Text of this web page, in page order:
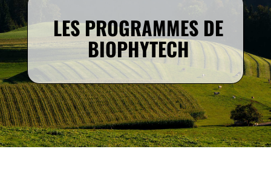
LES PROGRAMMES DE
BIOPHYTECH